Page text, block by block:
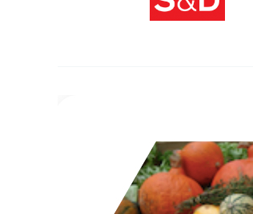
Bien-Manger